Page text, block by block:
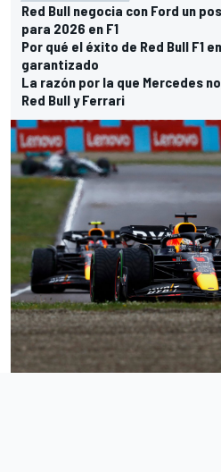
Red Bull negocia con Ford un
para 2026 en F1
Por qué el éxito de Red Bull F1
garantizado
La razón por la que Mercedes
Red Bull y Ferrari